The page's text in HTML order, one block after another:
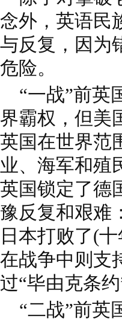
念外，英语民
与反复，因为
危险。
“一战”前英
界霸权，但美
英国在世界范
业、海军和殖
英国锁定了德
豫反复和艰难
日本打败了(
在战争中则支
过“毕由克条
“二战”前英